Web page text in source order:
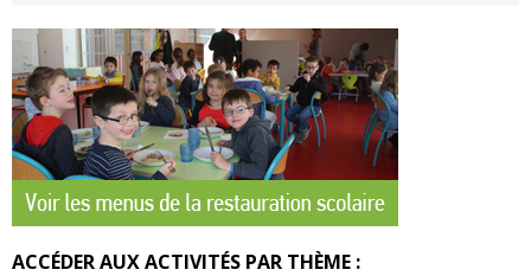
ACCÉDER AUX ACTIVITÉS PAR THÈME :